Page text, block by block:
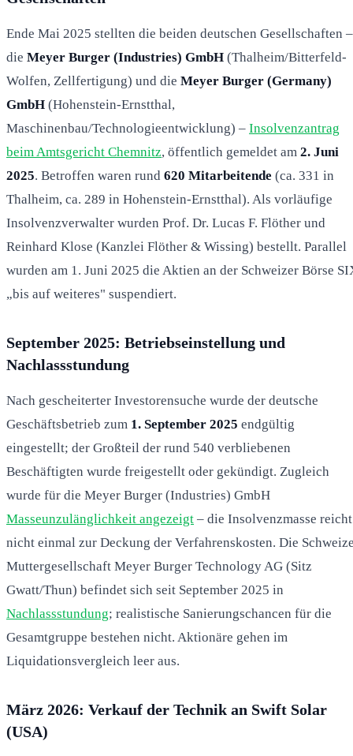
Ende Mai 2025 stellten die beiden deutschen Gesellschaften –
die Meyer Burger (Industries) GmbH (Thalheim/Bitterfeld-
Wolfen, Zellfertigung) und die Meyer Burger (Germany)
GmbH (Hohenstein-Ernstthal,
Maschinenbau/Technologieentwicklung) – Insolvenzantrag
beim Amtsgericht Chemnitz, öffentlich gemeldet am 2. Juni
2025. Betroffen waren rund 620 Mitarbeitende (ca. 331 in
Thalheim, ca. 289 in Hohenstein-Ernstthal). Als vorläufige
Insolvenzverwalter wurden Prof. Dr. Lucas F. Flöther und
Reinhard Klose (Kanzlei Flöther & Wissing) bestellt. Parallel
wurden am 1. Juni 2025 die Aktien an der Schweizer Börse
„bis auf weiteres" suspendiert.
September 2025: Betriebseinstellung und
Nachlassstundung
Nach gescheiterter Investorensuche wurde der deutsche
Geschäftsbetrieb zum 1. September 2025 endgültig
eingestellt; der Großteil der rund 540 verbliebenen
Beschäftigten wurde freigestellt oder gekündigt. Zugleich
wurde für die Meyer Burger (Industries) GmbH
Masseunzulänglichkeit angezeigt – die Insolvenzmasse reicht
nicht einmal zur Deckung der Verfahrenskosten. Die
Muttergesellschaft Meyer Burger Technology AG (Sitz
Gwatt/Thun) befindet sich seit September 2025 in
Nachlassstundung; realistische Sanierungschancen für die
Gesamtgruppe bestehen nicht. Aktionäre gehen im
Liquidationsvergleich leer aus.
März 2026: Verkauf der Technik an Swift Solar
(USA)